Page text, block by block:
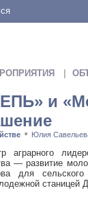
и
■ Юлия
аграрного
— развитие
для
станицей